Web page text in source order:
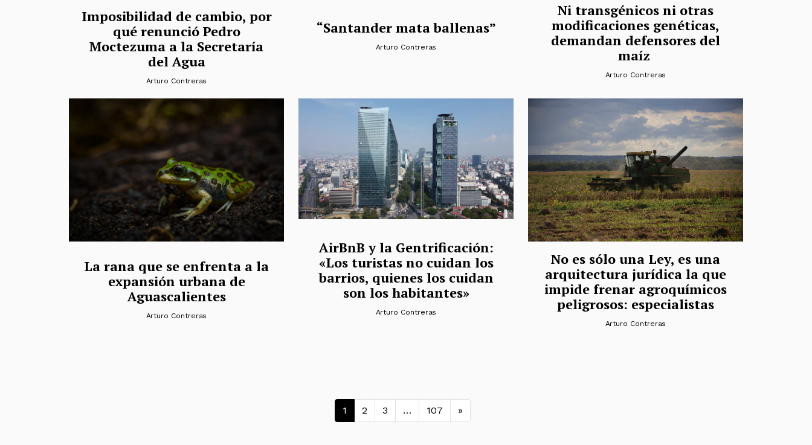
Imposibilidad de cambio, por
qué renunció Pedro
Moctezuma a la Secretaría
del Agua
Arturo Contreras
“Santander mata ballenas”
Arturo Contreras
Ni transgénicos ni otras
modificaciones genéticas,
demandan defensores del
maíz
Arturo Contreras
La rana que se enfrenta a la
expansión urbana de
Aguascalientes
Arturo Contreras
AirBnB y la Gentrificación:
«Los turistas no cuidan los
barrios, quienes los cuidan
son los habitantes»
Arturo Contreras
No es sólo una Ley, es una
arquitectura jurídica la que
impide frenar agroquímicos
peligrosos: especialistas
Arturo Contreras
Navegación de entradas
1 2 3 … 107 »